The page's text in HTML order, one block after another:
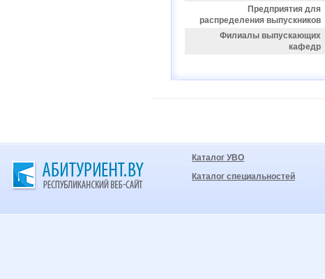
Предприятия для
распределения выпускников
Филиалы выпускающих
кафедр
Каталог УВО
Каталог специальностей